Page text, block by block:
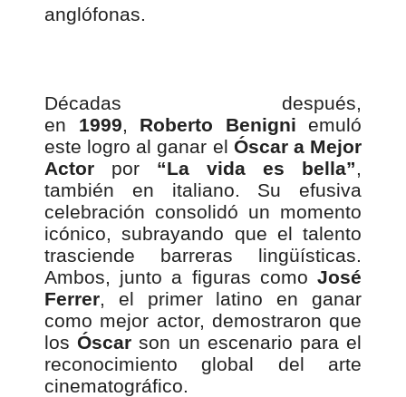
anglófonas.
Décadas después,
en 1999, Roberto Benigni emuló
este logro al ganar el Óscar a Mejor
Actor por “La vida es bella”,
también en italiano. Su efusiva
celebración consolidó un momento
icónico, subrayando que el talento
trasciende barreras lingüísticas.
Ambos, junto a figuras como José
Ferrer, el primer latino en ganar
como mejor actor, demostraron que
losÓscar son un escenario para el
reconocimiento global del arte
cinematográfico.